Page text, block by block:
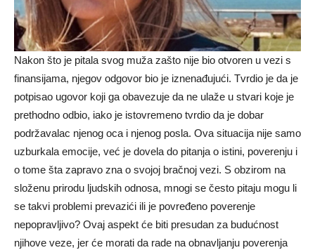
Nakon što je pitala svog muža zašto nije bio otvoren u vezi s
finansijama, njegov odgovor bio je iznenađujući. Tvrdio je da je
potpisao ugovor koji ga obavezuje da ne ulaže u stvari koje je
prethodno odbio, iako je istovremeno tvrdio da je dobar
podržavalac njenog oca i njenog posla. Ova situacija nije samo
uzburkala emocije, već je dovela do pitanja o istini, poverenju i
o tome šta zapravo zna o svojoj bračnoj vezi. S obzirom na
složenu prirodu ljudskih odnosa, mnogi se često pitaju mogu li
se takvi problemi prevazići ili je povređeno poverenje
nepopravljivo? Ovaj aspekt će biti presudan za budućnost
njihove veze, jer će morati da rade na obnavljanju poverenja